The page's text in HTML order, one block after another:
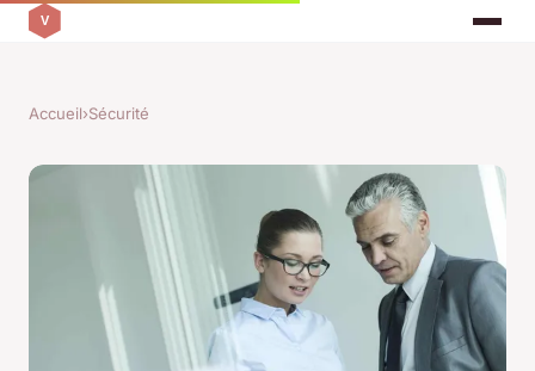
Accueil›Sécurité